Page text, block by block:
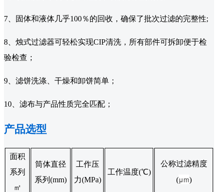
7、固体和液体几乎100％的回收，确保了批次过滤的完整性;
8、烛式过滤器可轻松实现CIP清洗，所有部件可拆卸便于检
验检查；
9、滤饼洗涤、干燥和卸饼简单；
10、滤布与产品性质完全匹配；
产品选型
面积
系列
㎡
筒体直径
系列(mm)
工作压
力(MPa)
工作温度(℃)
公称过滤精度
(μm)